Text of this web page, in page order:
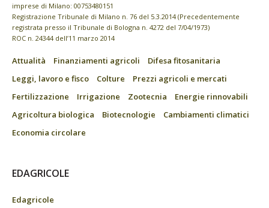
imprese di Milano: 00753480151
Registrazione Tribunale di Milano n. 76 del 5.3.2014 (Precedentemente
registrata presso il Tribunale di Bologna n. 4272 del 7/04/1973)
ROC n. 24344 dell’11 marzo 2014
Attualità Finanziamenti agricoli
Difesa fitosanitaria
Leggi, lavoro e fisco
Colture
Prezzi agricoli e mercati
Fertilizzazione
Irrigazione Zootecnia
Energie rinnovabili
Agricoltura biologica
Biotecnologie
Cambiamenti climatici
Economia circolare
EDAGRICOLE
Edagricole